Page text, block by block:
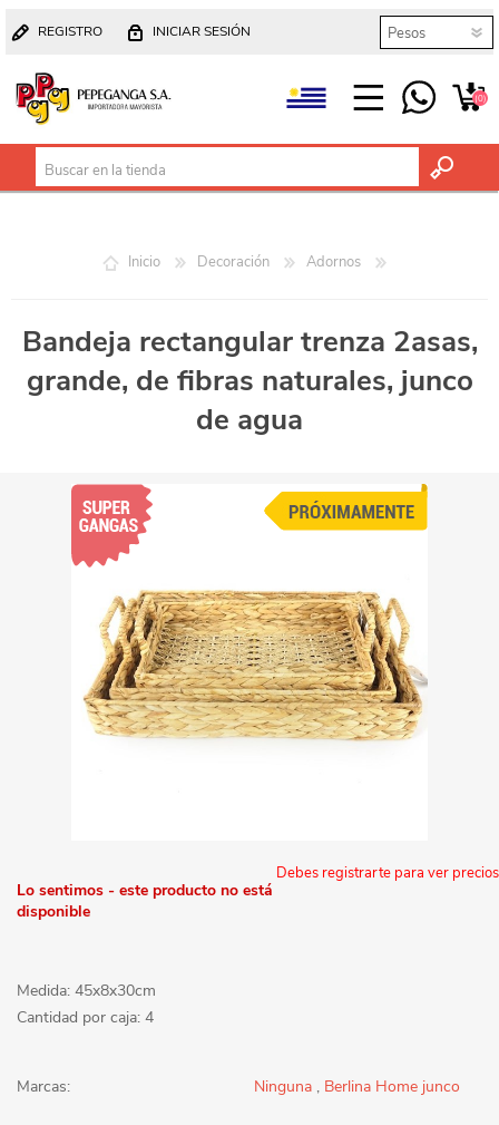
REGISTRO INICIAR SESIÓN
(0)
Inicio Decoración Adornos
Bandeja rectangular trenza 2asas,
grande, de fibras naturales, junco
de agua
Debes registrarte para ver precios
Lo sentimos - este producto no está
disponible
Medida: 45x8x30cm
Cantidad por caja: 4
Marcas: Ninguna , Berlina Home junco